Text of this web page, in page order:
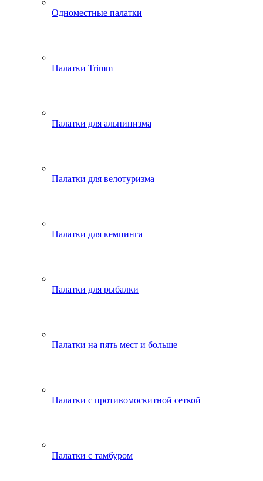
Одноместные палатки
Палатки Trimm
Палатки для альпинизма
Палатки для велотуризма
Палатки для кемпинга
Палатки для рыбалки
Палатки на пять мест и больше
Палатки с противомоскитной сеткой
Палатки с тамбуром